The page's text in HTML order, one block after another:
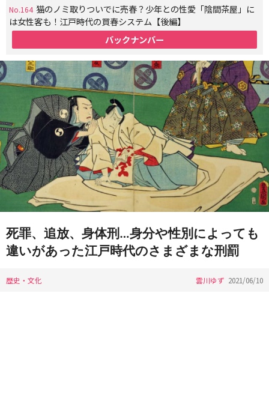
No.164 猫のノミ取りついでに売春？少年との性愛「陰間茶屋」に
は女性客も！江戸時代の買春システム【後編】
バックナンバー
死罪、追放、身体刑…身分や性別によっても
違いがあった江戸時代のさまざまな刑罰
歴史・文化 雲川ゆず 2021/06/10